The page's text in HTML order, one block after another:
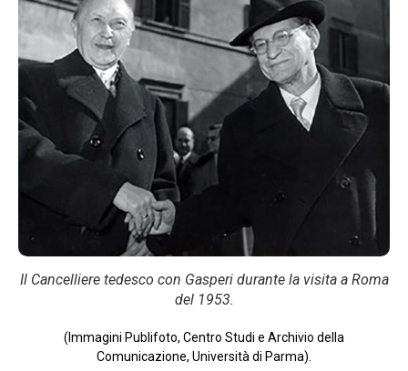
Il Cancelliere tedesco con Gasperi durante la visita a Roma
del 1953.
(Immagini Publifoto, Centro Studi e Archivio della
Comunicazione, Università di Parma).